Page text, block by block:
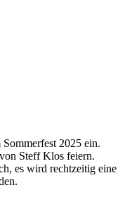
2025 ein.
Steff Klos feiern.
es wird rechtzeitig eine